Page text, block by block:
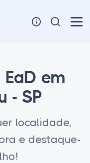
em
- SP
localidade,
e destaque-